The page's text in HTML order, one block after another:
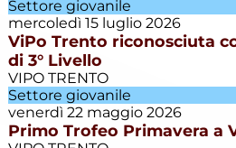
Settore giovanile
mercoledì 15 luglio 2026
ViPo Trento riconosciuta
di 3° Livello
VIPO TRENTO
Settore giovanile
venerdì 22 maggio 2026
Primo Trofeo Primavera a
Eccellenza
Esordienti
Esordienti
A